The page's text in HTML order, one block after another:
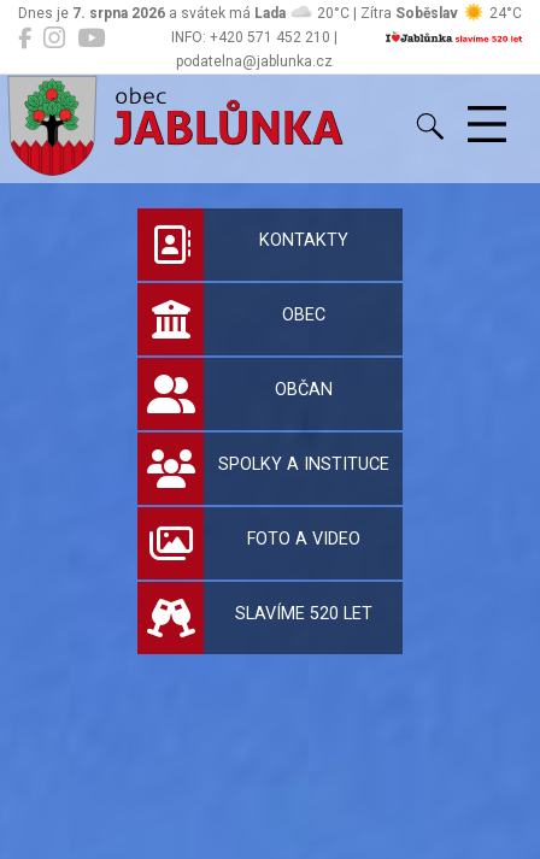
INFO: +420 571 452 210 |
podatelna@jablunka.cz
Dnes je 7. srpna 2026 a svátek má Lada 20°C | Zítra Soběslav 24°C
Jablůnka
Oficiální stránky
KONTAKTY
OBEC
OBČAN
SPOLKY A INSTITUCE
FOTO A VIDEO
SLAVÍME 520 LET